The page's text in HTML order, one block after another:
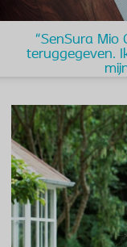
“SenSura Mio
teruggegeven.